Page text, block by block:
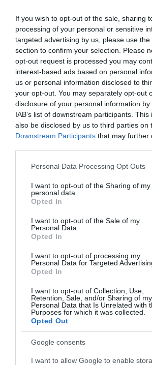
If you wish to opt-out of the sale, sharing
processing of your personal or sensitive
targeted advertising by us, please use
section to confirm your selection. Please
opt-out request is processed you may
interest-based ads based on personal
us or personal information disclosed to
your opt-out. You may separately opt-out
disclosure of your personal information
IAB’s list of downstream participants.
also be disclosed by us to third parties on
Downstream Participants that may further
Please note that this website/app uses
not limited to your visit or usage
grant or deny consent to Google and its
use your data for below specified
consent section.
Personal Data Processing Opt Outs
I want to opt-out of the Sharing of my
personal data.
Opted In
I want to opt-out of the Sale of my
Personal Data.
Opted In
I want to opt-out of processing my
Personal Data for Targeted
Opted In
I want to opt-out of Collection, Use,
Retention, Sale, and/or Sharing of my
Personal Data that Is Unrelated with
Purposes for which it was collected.
Opted Out
Google consents
I want to allow Google to enable
διοικητικές θέσεις
παρέμεινε αμετάβλητο στο
ποσοστό των γυναικών σε
υποχώρησε κατά 5
στο 14%.
TAGS:
CEO GRANT THORNTON